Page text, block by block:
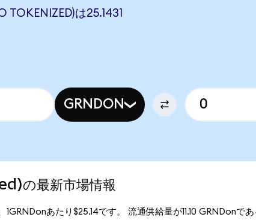
は25.1431
GRNDON
の最新市場情報
あたり$25.14です。 流通供給量が11.10 GRNDonで